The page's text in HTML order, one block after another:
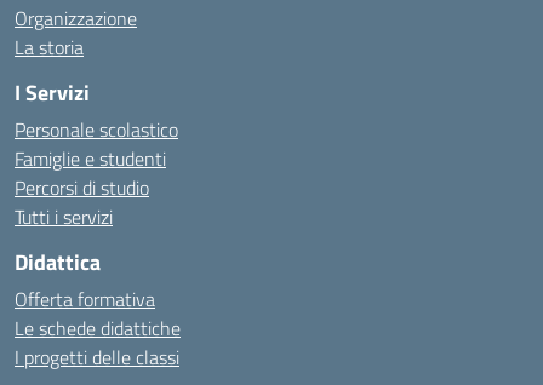
Organizzazione
La storia
I Servizi
Personale scolastico
Famiglie e studenti
Percorsi di studio
Tutti i servizi
Didattica
Offerta formativa
Le schede didattiche
I progetti delle classi